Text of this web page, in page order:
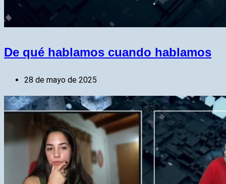
De qué hablamos cuando hablamos
28 de mayo de 2025